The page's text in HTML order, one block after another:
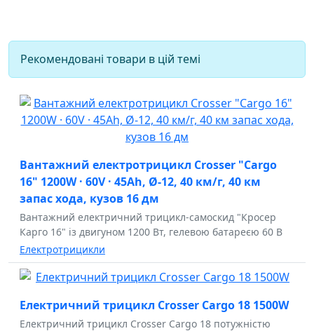
Рекомендовані товари в цій темі
Вантажний електротрицикл Crosser "Cargo
16" 1200W · 60V · 45Ah, Ø-12, 40 км/г, 40 км
запас хода, кузов 16 дм
Вантажний електричний трицикл-самоскид "Кросер
Карго 16" із двигуном 1200 Вт, гелевою батареєю 60 В
Електротрицикли
Електричний трицикл Crosser Cargo 18 1500W
Електричний трицикл Crosser Cargo 18 потужністю